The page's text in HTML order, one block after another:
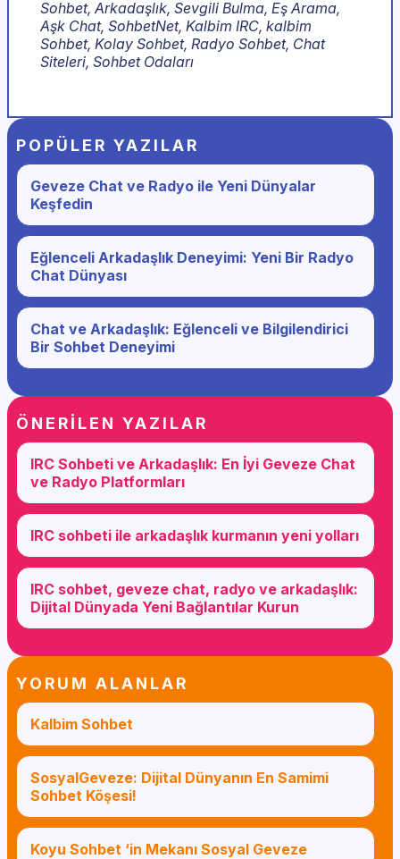
Sohbet, Arkadaşlık, Sevgili Bulma, Eş Arama,
Aşk Chat, SohbetNet, Kalbim IRC, kalbim
Sohbet, Kolay Sohbet, Radyo Sohbet, Chat
Siteleri, Sohbet Odaları
POPÜLER YAZILAR
Geveze Chat ve Radyo ile Yeni Dünyalar
Keşfedin
Eğlenceli Arkadaşlık Deneyimi: Yeni Bir Radyo
Chat Dünyası
Chat ve Arkadaşlık: Eğlenceli ve Bilgilendirici
Bir Sohbet Deneyimi
ÖNERİLEN YAZILAR
IRC Sohbeti ve Arkadaşlık: En İyi Geveze Chat
ve Radyo Platformları
IRC sohbeti ile arkadaşlık kurmanın yeni yolları
IRC sohbet, geveze chat, radyo ve arkadaşlık:
Dijital Dünyada Yeni Bağlantılar Kurun
YORUM ALANLAR
Kalbim Sohbet
SosyalGeveze: Dijital Dünyanın En Samimi
Sohbet Köşesi!
Koyu Sohbet ‘in Mekanı Sosyal Geveze